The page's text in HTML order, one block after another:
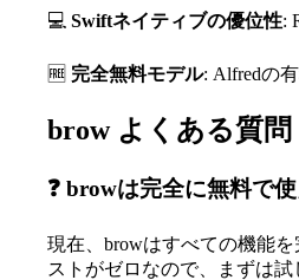
💻 Swiftネイティブの優位性:
🆓 完全無料モデル: Alfredの
brow よくある質問
❓ browは完全に無料で
現在、browはすべての機能
ストがゼロなので、まずは試